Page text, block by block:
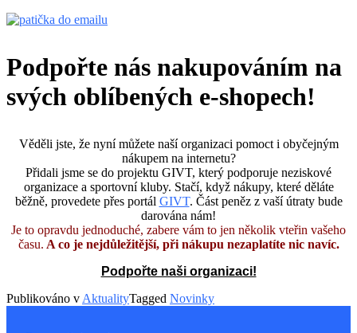
Podpořte nás nakupováním na
svých oblíbených e-shopech!
Věděli jste, že nyní můžete naší organizaci pomoct i obyčejným
nákupem na internetu?
Přidali jsme se do projektu GIVT, který podporuje neziskové
organizace a sportovní kluby. Stačí, když nákupy, které děláte
běžně, provedete přes portál GIVT. Část peněz z vaší útraty bude
darována nám!
Je to opravdu jednoduché, zabere vám to jen několik vteřin vašeho
času. A co je nejdůležitější, při nákupu nezaplatíte nic navíc.
Podpořte naši organizaci!
Publikováno v AktualityTagged Novinky